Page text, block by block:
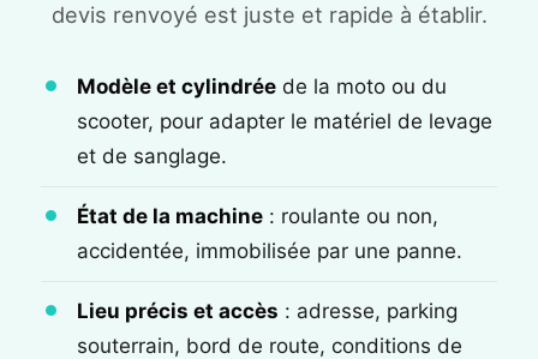
devis renvoyé est juste et rapide à établir.
Modèle et cylindrée de la moto ou du
scooter, pour adapter le matériel de levage
et de sanglage.
État de la machine : roulante ou non,
accidentée, immobilisée par une panne.
Lieu précis et accès : adresse, parking
souterrain, bord de route, conditions de